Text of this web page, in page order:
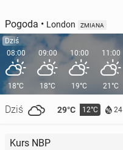
Pogoda • London ZMIANA
Dziś
08:00
18°C
Dziś 29°C 12°C 24
09:00
18°C
10:00
19°C
11:00
21°C
Kurs NBP